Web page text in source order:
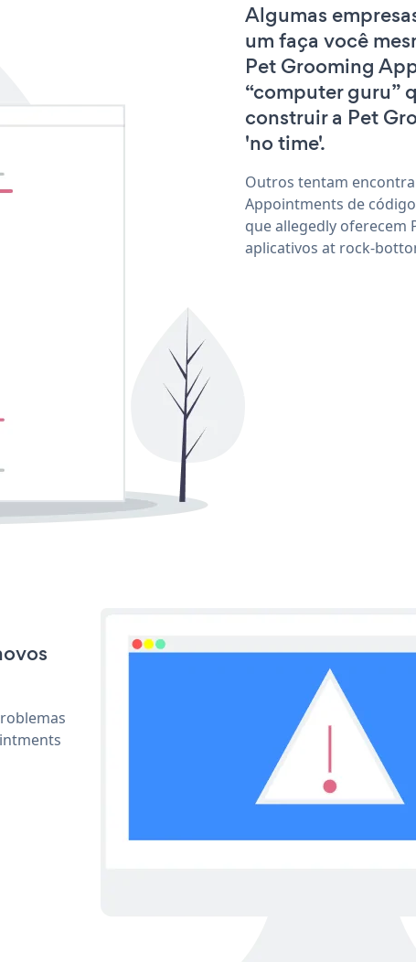
Algumas
um faça você
Pet Grooming
“computer guru”
construir a Pet
'no time'.
Outros tentam
Appointments de
que allegedly oferecem
aplicativos at rock-